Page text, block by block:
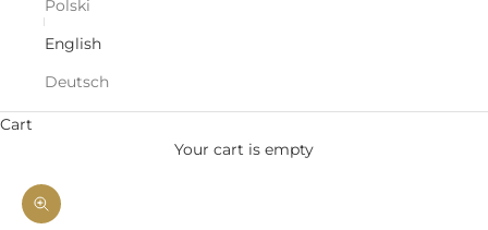
Polski
English
Deutsch
Cart
Your cart is empty
Zoom picture